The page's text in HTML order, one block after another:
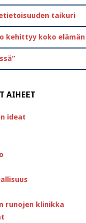
taikuri
kehittyy koko
AIHEET
ideat
runojen klinikka